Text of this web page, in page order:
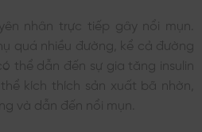
nhân trực tiếp gây nổi mụn.
quá nhiều đường, kể cả đường
thể dẫn đến sự gia tăng insulin
kích thích sản xuất bã nhờn,
và dẫn đến nổi mụn.